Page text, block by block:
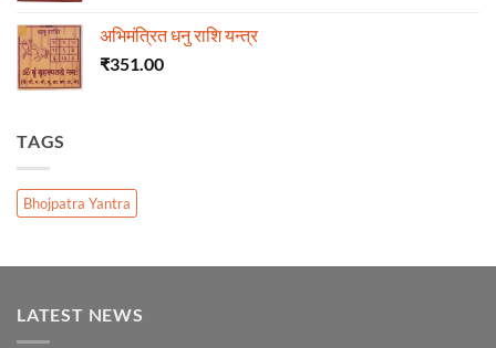
अभिमंत्रित धनु राशि यन्त्र
₹351.00
TAGS
Bhojpatra Yantra
LATEST NEWS